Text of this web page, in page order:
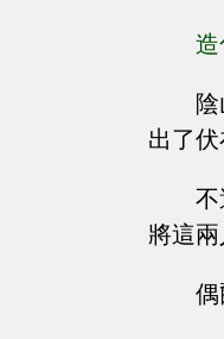
造
出了伏
不
將這兩
偶